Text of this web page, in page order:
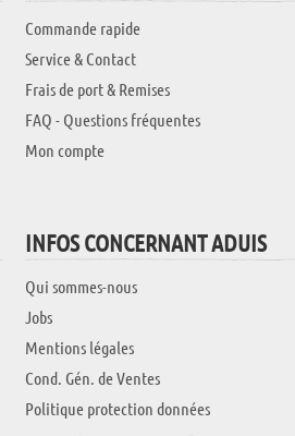
Commande rapide
Service & Contact
Frais de port & Remises
FAQ - Questions fréquentes
Mon compte
INFOS CONCERNANT ADUIS
Qui sommes-nous
Jobs
Mentions légales
Cond. Gén. de Ventes
Politique protection données